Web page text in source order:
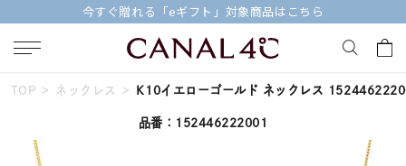
今すぐ贈れる「eギフト」対象商品はこちら
キーワードで検索する
TOP ネックレス K10イエローゴールド ネックレス
品番：152446222001